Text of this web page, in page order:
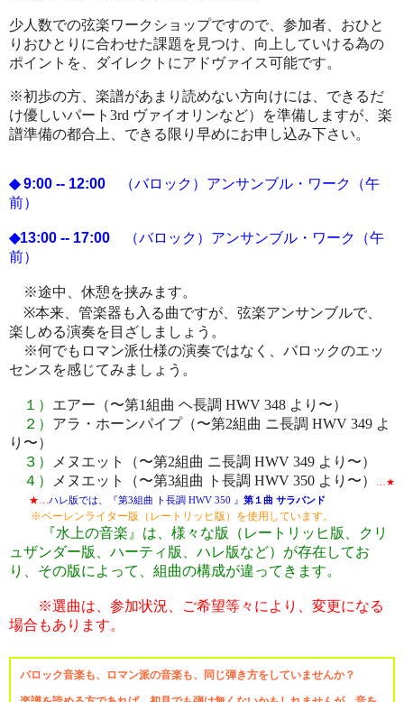
少人数での弦楽ワークショップですので、参加者、おひと
りおひとりに合わせた課題を見つけ、向上していける為の
ポイントを、ダイレクトにアドヴァイス可能です。
※初歩の方、楽譜があまり読めない方向けには、できるだ
け優しいパート3rd ヴァイオリンなど）を準備しますが、楽
譜準備の都合上、できる限り早めにお申し込み下さい。
◆ 9:00 -- 12:00
（バロック）アンサンブル・ワーク（午
前）
◆13:00 -- 17:00
（バロック）アンサンブル・ワーク（午
前）
※途中、休憩を挟みます。
※本来、管楽器も入る曲ですが、弦楽アンサンブルで、
楽しめる演奏を目ざしましょう。
※何でもロマン派仕様の演奏ではなく、バロックのエッ
センスを感じてみましょう。
１） エアー（〜第1組曲 ヘ長調 HWV 348 より〜）
２） アラ・ホーンパイプ（〜第2組曲 ニ長調 HWV 349 よ
り〜）
３）
メヌエット（〜第2組曲 ニ長調 HWV 349 より〜）
４）
メヌエット（〜第3組曲 ト長調 HWV 350 より〜）
…★
★… ハレ版では、『第3組曲 ト長調 HWV 350 』 第１曲 サラバンド
※ベーレンライター版（レートリッヒ版）を使用しています。
『水上の音楽』は、様々な版（レートリッヒ版、クリ
ュザンダー版、ハーティ版、ハレ版など）が存在してお
り、その版によって、組曲の構成が違ってきます。
※選曲は、参加状況、ご希望等々により、変更になる
場合もあります。
バロック音楽も、ロマン派の音楽も、同じ弾き方をしていませんか？